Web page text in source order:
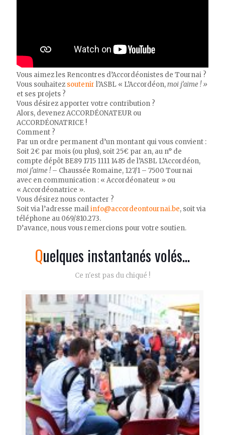
Vous aimez les Rencontres d’Accordéonistes de Tournai ?
Vous souhaitez soutenir l’ASBL « L’Accordéon,moi j’aime ! »
et ses projets ?
Vous désirez apporter votre contribution ?
Alors, devenez ACCORDÉONATEUR ou
ACCORDÉONATRICE !
Comment ?
Par un ordre permanent d’un montant qui vous convient :
Soit 2€ par mois (ou plus), soit 25€ par an, au n° de
compte dépôt BE89 1715 1111 1485 de l’ASBL L’Accordéon,
moi j’aime ! – Chaussée Romaine, 127/1 – 7500 Tournai
avec en communication : « Accordéonateur » ou
« Accordéonatrice ».
Vous désirez nous contacter ?
Soit via l’adresse mailinfo@accordeontournai.be, soit via
téléphone au 069/810.273.
D’avance, nous vous remercions pour votre soutien.
Quelques instantanés volés...
Ce n'est pas du chiqué !